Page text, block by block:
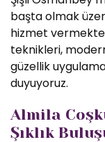
başta olmak
hizmet
teknikleri,
güzellik
duyuyoruz.
Almila
Şıklık